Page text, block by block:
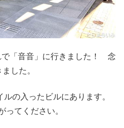
で「音音」に行きました！ 念
した。
の入ったビルにあります。
ってください。